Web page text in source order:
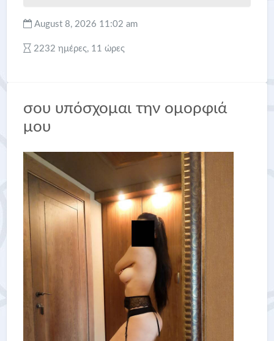
August 8, 2026 11:02 am
2232 ημέρες, 11 ώρες
σου υπόσχομαι την ομορφιά
μου